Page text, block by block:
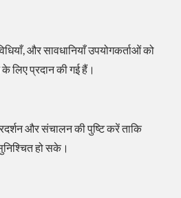
और सावधानियाँ उपयोगकर्ताओं को
लिए प्रदान की गई हैं।
और संचालन की पुष्टि करें ताकि
हो सके।